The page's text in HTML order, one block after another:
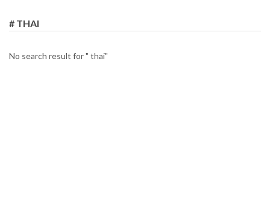
# THAI
No search result for " thai"